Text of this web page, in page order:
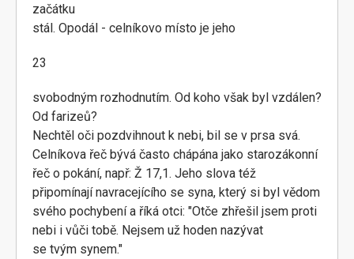
začátku
stál. Opodál - celníkovo místo je jeho
23
svobodným rozhodnutím. Od koho však byl vzdálen?
Od farizeů?
Nechtěl oči pozdvihnout k nebi, bil se v prsa svá.
Celníkova řeč bývá často chápána jako starozákonní
řeč o pokání, např: Ž 17,1. Jeho slova též
připomínají navracejícího se syna, který si byl vědom
svého pochybení a říká otci: "Otče zhřešil jsem proti
nebi i vůči tobě. Nejsem už hoden nazývat
se tvým synem."